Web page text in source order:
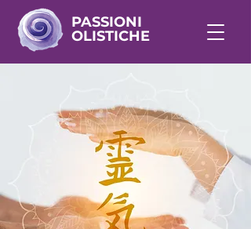
PASSIONI
OLISTICHE